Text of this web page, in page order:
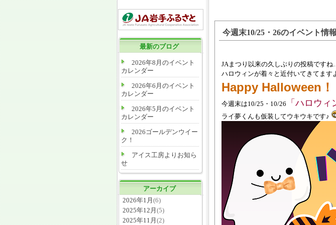
最新のブログ
2026年8月のイベント
カレンダー
2026年6月のイベント
カレンダー
2026年5月のイベント
カレンダー
2026ゴールデンウイー
ク！
アイス工房よりお知ら
せ
アーカイブ
2026年1月 (6)
2025年12月 (5)
2025年11月 (2)
今週末10/25・26のイベント情報
JAまつり以来の久しぶりの投稿ですね
ハロウィンが着々と近付いてきてます
Happy Halloween！
今週末は10/25・10/26 「ハロウィ
ライ夢くんも仮装してウキウキです♪